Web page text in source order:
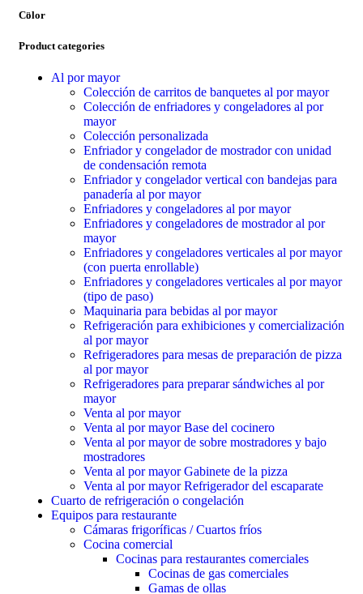
Color
Product categories
Al por mayor
Colección de carritos de banquetes al por mayor
Colección de enfriadores y congeladores al por
mayor
Colección personalizada
Enfriador y congelador de mostrador con unidad
de condensación remota
Enfriador y congelador vertical con bandejas para
panadería al por mayor
Enfriadores y congeladores al por mayor
Enfriadores y congeladores de mostrador al por
mayor
Enfriadores y congeladores verticales al por mayor
(con puerta enrollable)
Enfriadores y congeladores verticales al por mayor
(tipo de paso)
Maquinaria para bebidas al por mayor
Refrigeración para exhibiciones y comercialización
al por mayor
Refrigeradores para mesas de preparación de pizza
al por mayor
Refrigeradores para preparar sándwiches al por
mayor
Venta al por mayor
Venta al por mayor Base del cocinero
Venta al por mayor de sobre mostradores y bajo
mostradores
Venta al por mayor Gabinete de la pizza
Venta al por mayor Refrigerador del escaparate
Cuarto de refrigeración o congelación
Equipos para restaurante
Cámaras frigoríficas / Cuartos fríos
Cocina comercial
Cocinas para restaurantes comerciales
Cocinas de gas comerciales
Gamas de ollas